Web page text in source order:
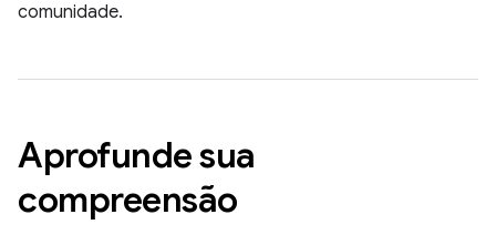
comunidade.
Aprofunde sua
compreensão